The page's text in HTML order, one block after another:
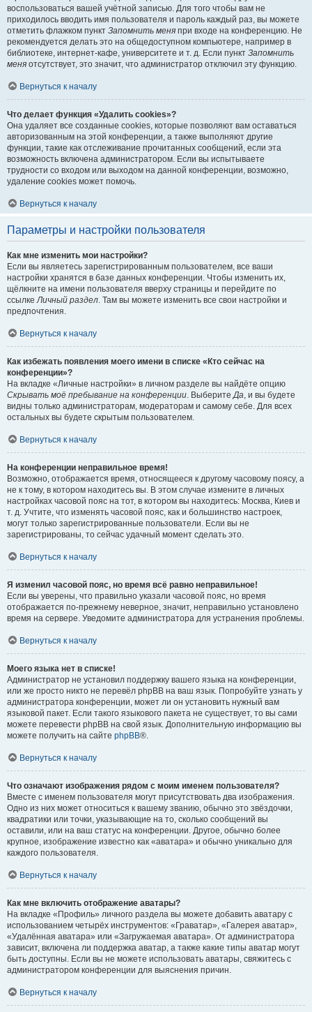
воспользоваться вашей учётной записью. Для того чтобы вам не
приходилось вводить имя пользователя и пароль каждый раз, вы можете
отметить флажком пункт Запомнить меня при входе на конференцию. Не
рекомендуется делать это на общедоступном компьютере, например в
библиотеке, интернет-кафе, университете и т. д. Если пункт Запомнить
меня отсутствует, это значит, что администратор отключил эту функцию.
Вернуться к началу
Что делает функция «Удалить cookies»?
Она удаляет все созданные cookies, которые позволяют вам оставаться
авторизованным на этой конференции, а также выполняют другие
функции, такие как отслеживание прочитанных сообщений, если эта
возможность включена администратором. Если вы испытываете
трудности со входом или выходом на данной конференции, возможно,
удаление cookies может помочь.
Вернуться к началу
Параметры и настройки пользователя
Как мне изменить мои настройки?
Если вы являетесь зарегистрированным пользователем, все ваши
настройки хранятся в базе данных конференции. Чтобы изменить их,
щёлкните на имени пользователя вверху страницы и перейдите по
ссылкеЛичный раздел. Там вы можете изменить все свои настройки и
предпочтения.
Вернуться к началу
Как избежать появления моего имени в списке «Кто сейчас на
конференции»?
На вкладке «Личные настройки» в личном разделе вы найдёте опцию
Скрывать моё пребывание на конференции. ВыберитеДа, и вы будете
видны только администраторам, модераторам и самому себе. Для всех
остальных вы будете скрытым пользователем.
Вернуться к началу
На конференции неправильное время!
Возможно, отображается время, относящееся к другому часовому поясу, а
не к тому, в котором находитесь вы. В этом случае измените в личных
настройках часовой пояс на тот, в котором вы находитесь: Москва, Киев и
т. д. Учтите, что изменять часовой пояс, как и большинство настроек,
могут только зарегистрированные пользователи. Если вы не
зарегистрированы, то сейчас удачный момент сделать это.
Вернуться к началу
Я изменил часовой пояс, но время всё равно неправильное!
Если вы уверены, что правильно указали часовой пояс, но время
отображается по-прежнему неверное, значит, неправильно установлено
время на сервере. Уведомите администратора для устранения проблемы.
Вернуться к началу
Моего языка нет в списке!
Администратор не установил поддержку вашего языка на конференции,
или же просто никто не перевёл phpBB на ваш язык. Попробуйте узнать у
администратора конференции, может ли он установить нужный вам
языковой пакет. Если такого языкового пакета не существует, то вы сами
можете перевести phpBB на свой язык. Дополнительную информацию вы
можете получить на сайте phpBB®.
Вернуться к началу
Что означают изображения рядом с моим именем пользователя?
Вместе с именем пользователя могут присутствовать два изображения.
Одно из них может относиться к вашему званию, обычно это звёздочки,
квадратики или точки, указывающие на то, сколько сообщений вы
оставили, или на ваш статус на конференции. Другое, обычно более
крупное, изображение известно как «аватара» и обычно уникально для
каждого пользователя.
Вернуться к началу
Как мне включить отображение аватары?
На вкладке «Профиль» личного раздела вы можете добавить аватару с
использованием четырёх инструментов: «Граватар», «Галерея аватар»,
«Удалённая аватара» или «Загружаемая аватара». От администратора
зависит, включена ли поддержка аватар, а также какие типы аватар могут
быть доступны. Если вы не можете использовать аватары, свяжитесь с
администратором конференции для выяснения причин.
Вернуться к началу